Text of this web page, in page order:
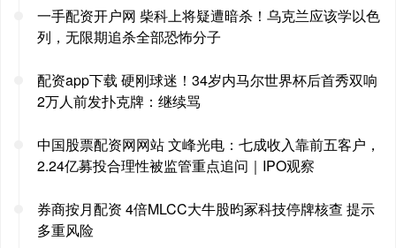
一手配资开户网 柴科上将疑遭暗杀！乌克兰应该学以色
列，无限期追杀全部恐怖分子
配资app下载 硬刚球迷！34岁内马尔世界杯后首秀双响
2万人前发扑克牌：继续骂
中国股票配资网网站 文峰光电：七成收入靠前五客户，
2.24亿募投合理性被监管重点追问｜IPO观察
券商按月配资 4倍MLCC大牛股昀冢科技停牌核查 提示
多重风险